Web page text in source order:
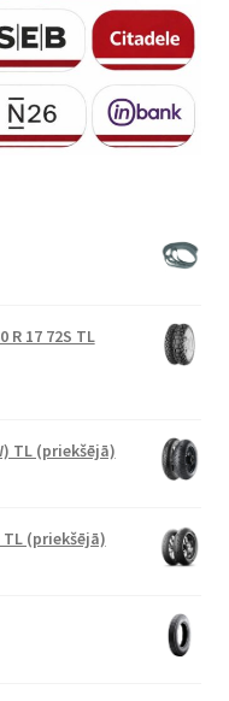
R 17 72S TL
TL (priekšējā)
TL (priekšējā)